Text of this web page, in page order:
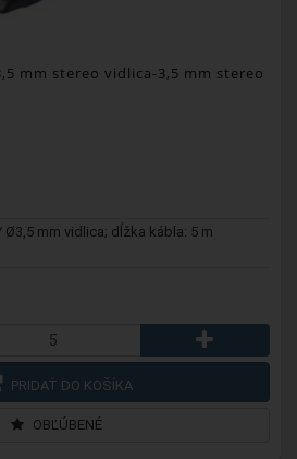
mm stereo vidlica-3,5 mm stereo
mm vidlica; dĺžka kábla: 5 m
PRIDAŤ DO KOŠÍKA
OBĽÚBENÉ